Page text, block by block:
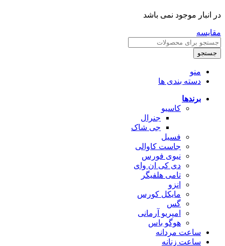
در انبار موجود نمی باشد
مقایسه
جستجو
منو
دسته بندی ها
برندها
کاسیو
جنرال
جی شاک
فسیل
جاست کاوالی
نیوی فورس
دی کی ان وای
تامی هلفیگر
انزو
مایکل کورس
گس
امپریو آرمانی
هوگو باس
ساعت مردانه
ساعت زنانه